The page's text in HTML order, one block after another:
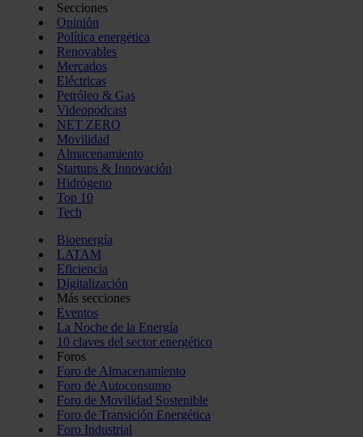
Secciones
Opinión
Política energética
Renovables
Mercados
Eléctricas
Petróleo & Gas
Videopodcast
NET ZERO
Movilidad
Almacenamiento
Startups & Innovación
Hidrógeno
Top 10
Tech
Bioenergía
LATAM
Eficiencia
Digitalización
Más secciones
Eventos
La Noche de la Energía
10 claves del sector energético
Foros
Foro de Almacenamiento
Foro de Autoconsumo
Foro de Movilidad Sostenible
Foro de Transición Energética
Foro Industrial